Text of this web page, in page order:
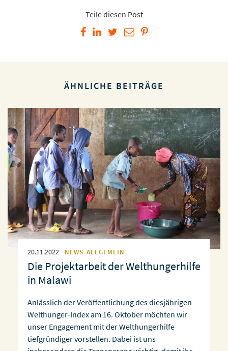
Teile diesen Post
ÄHNLICHE BEITRÄGE
20.11.2022 NEWS ALLGEMEIN
Die Projektarbeit der Welthungerhilfe
in Malawi
Anlässlich der Veröffentlichung des diesjährigen
Welthunger-Index am 16. Oktober möchten wir
unser Engagement mit der Welthungerhilfe
tiefgründiger vorstellen. Dabei ist uns